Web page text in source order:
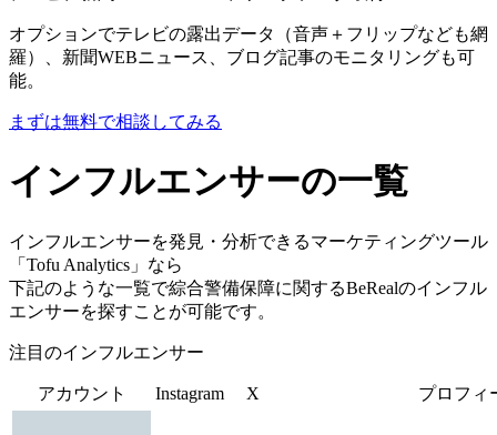
オプションでテレビの露出データ（音声＋フリップなども網
羅）、新聞WEBニュース、ブログ記事のモニタリングも可
能。
まずは無料で相談してみる
インフルエンサーの一覧
インフルエンサーを発見・分析できるマーケティングツール
「Tofu Analytics」なら
下記のような一覧で綜合警備保障に関するBeRealのインフル
エンサーを探すことが可能です。
注目のインフルエンサー
アカウント Instagram X プロフィ